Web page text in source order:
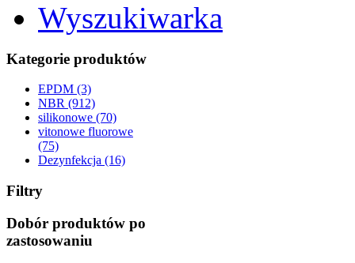
Wyszukiwarka
Kategorie produktów
EPDM (3)
NBR (912)
silikonowe (70)
vitonowe fluorowe
(75)
Dezynfekcja (16)
Filtry
Dobór produktów po
zastosowaniu